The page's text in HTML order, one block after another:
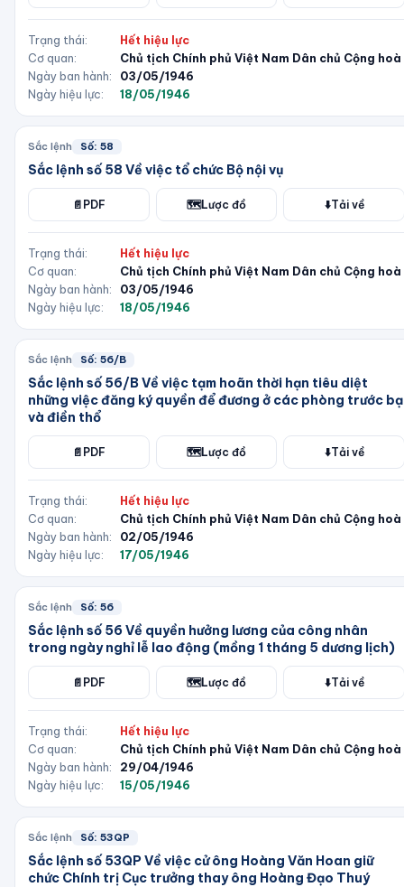
Trạng thái:
Hết hiệu lực
Cơ quan:
Chủ tịch Chính phủ Việt Nam Dân chủ Cộng hoà
Ngày ban hành:
03/05/1946
Ngày hiệu lực:
18/05/1946
Sắc lệnh Số: 58
Sắc lệnh số 58 Về việc tổ chức Bộ nội vụ
📄 PDF 🗺️Lược đồ ⬇️Tải về
Trạng thái:
Hết hiệu lực
Cơ quan:
Chủ tịch Chính phủ Việt Nam Dân chủ Cộng hoà
Ngày ban hành:
03/05/1946
Ngày hiệu lực:
18/05/1946
Sắc lệnh Số: 56/B
Sắc lệnh số 56/B Về việc tạm hoãn thời hạn tiêu diệt
những việc đăng ký quyền để đương ở các phòng trước bạ
và điền thổ
📄 PDF 🗺️Lược đồ ⬇️Tải về
Trạng thái:
Hết hiệu lực
Cơ quan:
Chủ tịch Chính phủ Việt Nam Dân chủ Cộng hoà
Ngày ban hành:
02/05/1946
Ngày hiệu lực:
17/05/1946
Sắc lệnh Số: 56
Sắc lệnh số 56 Về quyền hưởng lương của công nhân
trong ngày nghỉ lễ lao động (mồng 1 tháng 5 dương lịch)
📄 PDF 🗺️Lược đồ ⬇️Tải về
Trạng thái:
Hết hiệu lực
Cơ quan:
Chủ tịch Chính phủ Việt Nam Dân chủ Cộng hoà
Ngày ban hành:
29/04/1946
Ngày hiệu lực:
15/05/1946
Sắc lệnh Số: 53QP
Sắc lệnh số 53QP Về việc cử ông Hoàng Văn Hoan giữ
chức Chính trị Cục trưởng thay ông Hoàng Đạo Thuý